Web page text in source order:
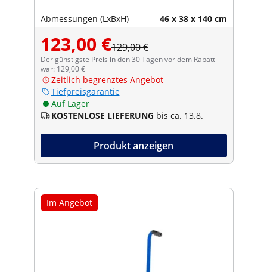
Abmessungen (LxBxH) 46 x 38 x 140 cm
123,00 €129,00 €
Der günstigste Preis in den 30 Tagen vor dem Rabatt
war: 129,00 €
Zeitlich begrenztes Angebot
Tiefpreisgarantie
Auf Lager
KOSTENLOSE LIEFERUNG bis ca. 13.8.
Produkt anzeigen
Im Angebot